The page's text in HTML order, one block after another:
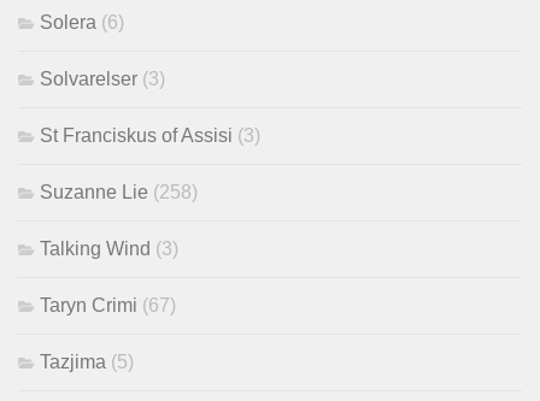
Solera (6)
Solvarelser (3)
St Franciskus of Assisi (3)
Suzanne Lie (258)
Talking Wind (3)
Taryn Crimi (67)
Tazjima (5)